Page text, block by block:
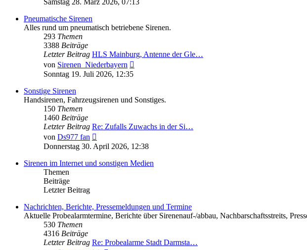
Samstag 28. März 2026, 07:13
Pneumatische Sirenen
Alles rund um pneumatisch betriebene Sirenen.
293 Themen
3388 Beiträge
Letzter Beitrag HLS Mainburg, Antenne der Gle…
von Sirenen_Niederbayern
Sonntag 19. Juli 2026, 12:35
Sonstige Sirenen
Handsirenen, Fahrzeugsirenen und Sonstiges.
150 Themen
1460 Beiträge
Letzter Beitrag Re: Zufalls Zuwachs in der Si…
von Ds977 fan
Beitrag
Donnerstag 30. April 2026, 12:38
Sirenen im Internet und sonstigen Medien
Themen
Beiträge
Letzter Beitrag
Nachrichten, Berichte, Pressemeldungen und Termine
Aktuelle Probealarmtermine, Berichte über Sirenenauf-/abbau, Nachbarschaftsstreits,
530 Themen
4316 Beiträge
Letzter Beitrag Re: Probealarme Stadt Darmsta…